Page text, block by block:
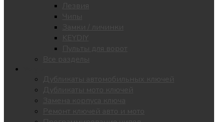
Лезвия
Замки / личинки
KEYDIY
Пульты для ворот
Все разделы
Дубликаты автомобильных ключей
Дубликаты мото ключей
Замена корпуса ключа
Ремонт ключей авто и мото